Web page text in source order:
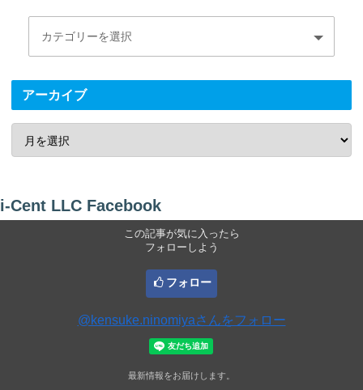
アーカイブ
i-Cent LLC Facebook
この記事が気に入ったら
フォローしよう
フォロー
@kensuke.ninomiyaさんをフォロー
最新情報をお届けします。